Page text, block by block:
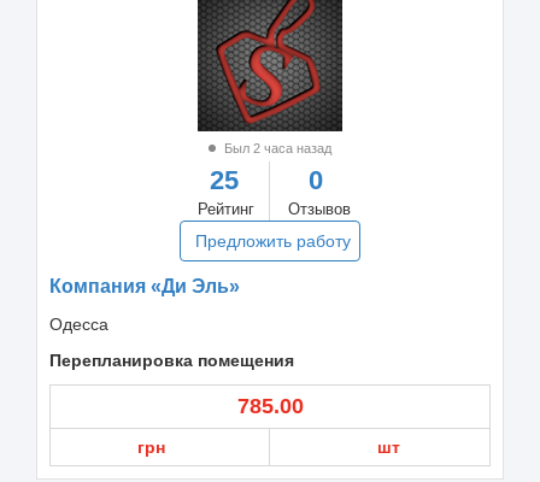
Был 2 часа назад
25
Рейтинг
0
Отзывов
Предложить работу
Компания «Ди Эль»
Одесса
Перепланировка помещения
785.00
грн шт